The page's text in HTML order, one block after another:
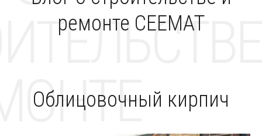
ремонте CEEMAT
Облицовочный кирпич